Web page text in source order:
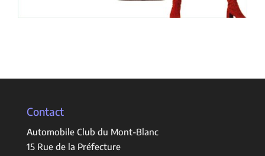
Contact
Automobile Club du Mont-Blanc
15 Rue de la Préfecture